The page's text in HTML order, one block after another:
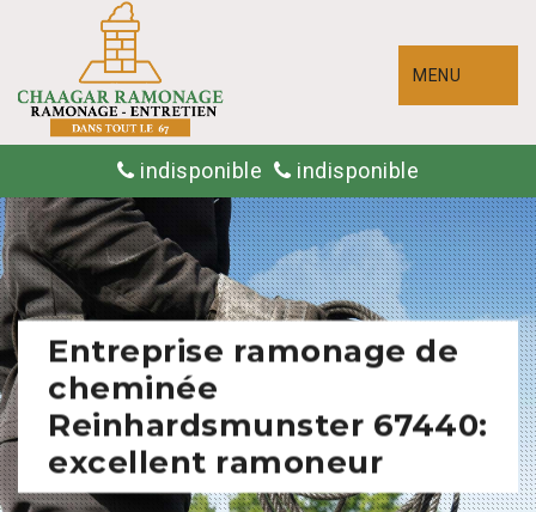
MENU
indisponible indisponible
Entreprise ramonage de
cheminée
Reinhardsmunster 67440:
excellent ramoneur